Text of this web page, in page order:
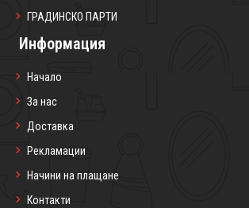
ГРАДИНСКО ПАРТИ
Информация
Начало
За нас
Доставка
Рекламации
Начини на плащане
Контакти